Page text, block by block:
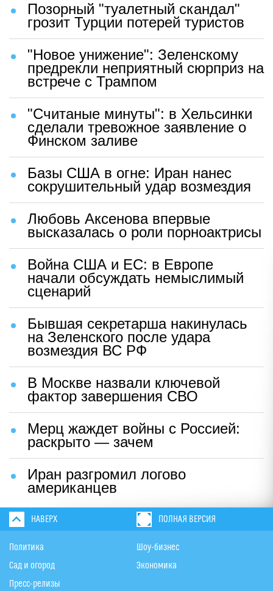
Позорный "туалетный скандал"
грозит Турции потерей туристов
"Новое унижение": Зеленскому
предрекли неприятный сюрприз на
встрече с Трампом
"Считаные минуты": в Хельсинки
сделали тревожное заявление о
Финском заливе
Базы США в огне: Иран нанес
сокрушительный удар возмездия
Любовь Аксенова впервые
высказалась о роли порноактрисы
Война США и ЕС: в Европе
начали обсуждать немыслимый
сценарий
Бывшая секретарша накинулась
на Зеленского после удара
возмездия ВС РФ
В Москве назвали ключевой
фактор завершения СВО
Мерц жаждет войны с Россией:
раскрыто — зачем
Иран разгромил логово
американцев
НАВЕРХ ПОЛНАЯ ВЕРСИЯ
Политика
Сад и огород
Пресс-релизы
Шоу-бизнес
Экономика